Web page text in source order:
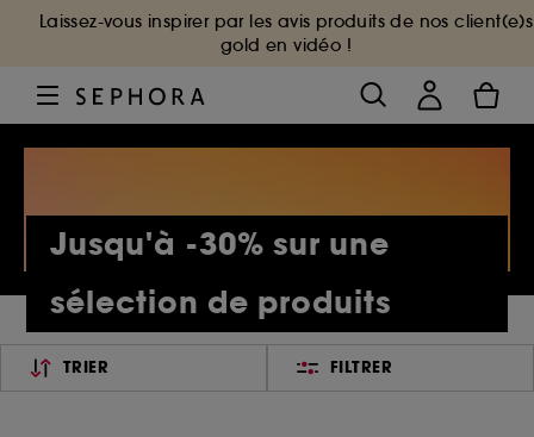
Laissez-vous inspirer par les avis produits de nos client(e)s
gold en vidéo !
Jusqu'à -30% sur une
sélection de produits
TRIER FILTRER